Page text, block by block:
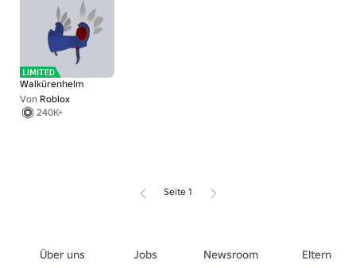
Walkürenhelm
Von Roblox
240K+
Seite 1
Über uns Jobs Newsroom Eltern